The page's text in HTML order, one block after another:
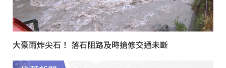
大豪雨炸尖石！ 落石阻路及時搶修交通未斷